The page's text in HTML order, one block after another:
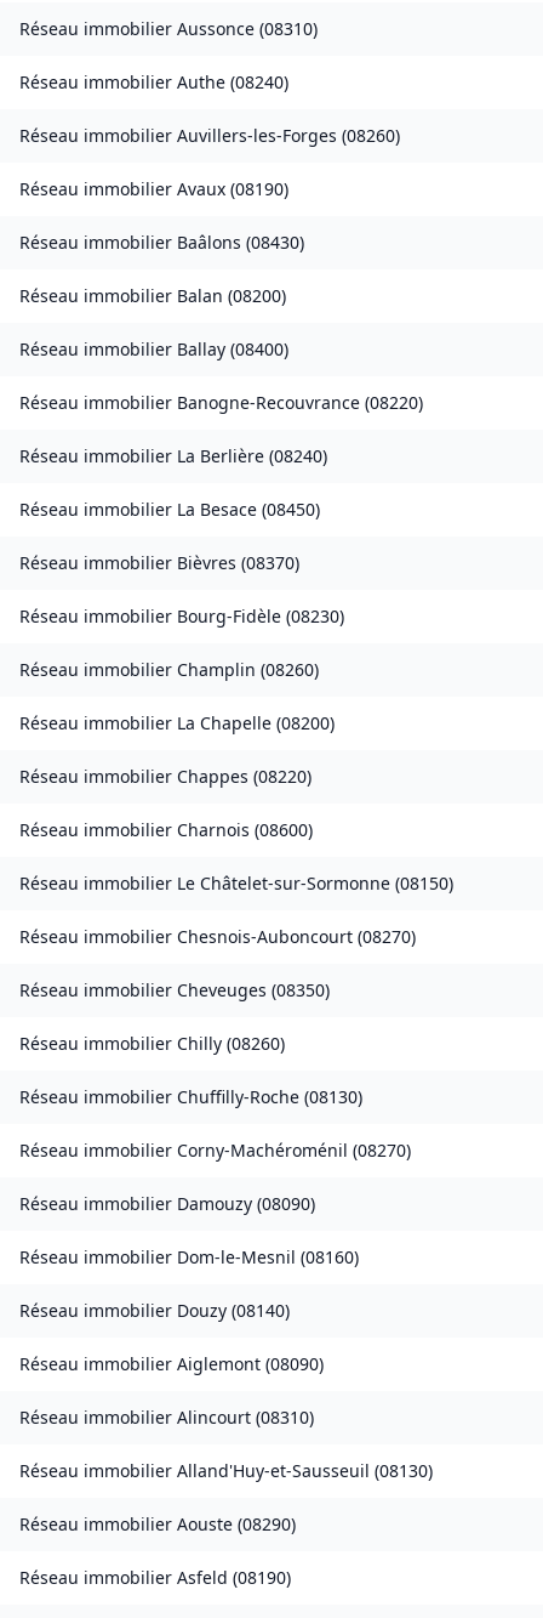
Réseau immobilier Aussonce (08310)
Réseau immobilier Authe (08240)
Réseau immobilier Auvillers-les-Forges (08260)
Réseau immobilier Avaux (08190)
Réseau immobilier Baâlons (08430)
Réseau immobilier Balan (08200)
Réseau immobilier Ballay (08400)
Réseau immobilier Banogne-Recouvrance (08220)
Réseau immobilier La Berlière (08240)
Réseau immobilier La Besace (08450)
Réseau immobilier Bièvres (08370)
Réseau immobilier Bourg-Fidèle (08230)
Réseau immobilier Champlin (08260)
Réseau immobilier La Chapelle (08200)
Réseau immobilier Chappes (08220)
Réseau immobilier Charnois (08600)
Réseau immobilier Le Châtelet-sur-Sormonne (08150)
Réseau immobilier Chesnois-Auboncourt (08270)
Réseau immobilier Cheveuges (08350)
Réseau immobilier Chilly (08260)
Réseau immobilier Chuffilly-Roche (08130)
Réseau immobilier Corny-Machéroménil (08270)
Réseau immobilier Damouzy (08090)
Réseau immobilier Dom-le-Mesnil (08160)
Réseau immobilier Douzy (08140)
Réseau immobilier Aiglemont (08090)
Réseau immobilier Alincourt (08310)
Réseau immobilier Alland'Huy-et-Sausseuil (08130)
Réseau immobilier Aouste (08290)
Réseau immobilier Asfeld (08190)